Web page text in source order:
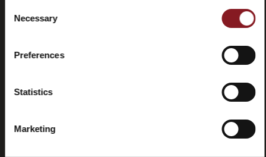
Selection
Necessary
Preferences
Statistics
Marketing